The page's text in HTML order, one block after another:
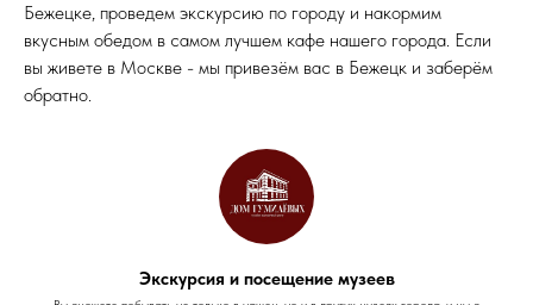
Бежецке, проведем экскурсию по городу и накормим
вкусным обедом в самом лучшем кафе нашего города. Если
вы живете в Москве - мы привезём вас в Бежецк и заберём
обратно.
Экскурсия и посещение музеев